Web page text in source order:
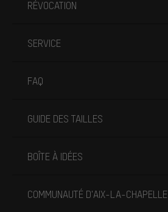
RÉVOCATION
SERVICE
FAQ
GUIDE DES TAILLES
BOÎTE À IDÉES
COMMUNAUTÉ D'AIX-LA-CHAPELLE